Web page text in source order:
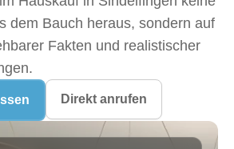
dem Bauch heraus, sondern auf
Fakten und realistischer
Direkt anrufen